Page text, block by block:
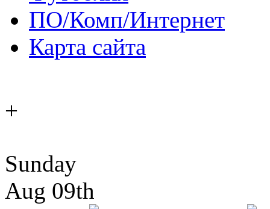
ПО/Комп/Интернет
Карта сайта
+
Sunday
Aug 09th